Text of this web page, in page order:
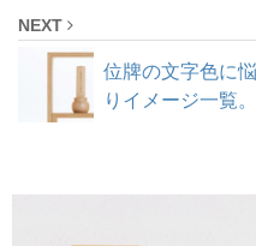
NEXT
位牌の文字色に
りイメージ一覧